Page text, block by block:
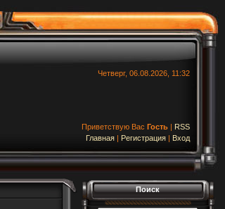
Четверг, 06.08.2026, 11:32
Приветствую Вас Гость | RSS
Главная | Регистрация | Вход
Поиск